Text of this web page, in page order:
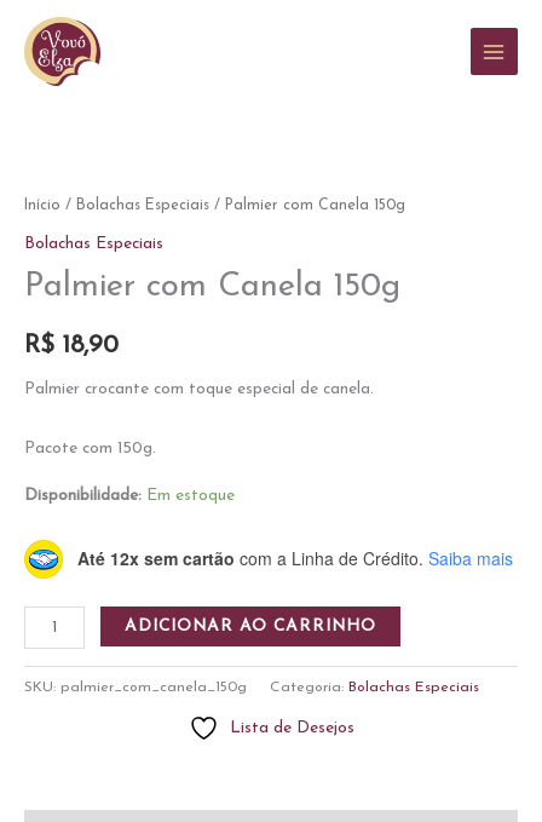
para
Início / Bolachas Especiais / Palmier com Canela 150g
Bolachas Especiais
Palmier com Canela 150g
R$ 18,90
Palmier crocante com toque especial de canela.
Pacote com 150g.
Disponibilidade: Em estoque
Até 12x sem cartão com a Linha de Crédito. Saiba mais
Palmier
com
Canela
ADICIONAR AO CARRINHO
SKU: palmier_com_canela_150g Categoria: Bolachas Especiais
Lista de Desejos